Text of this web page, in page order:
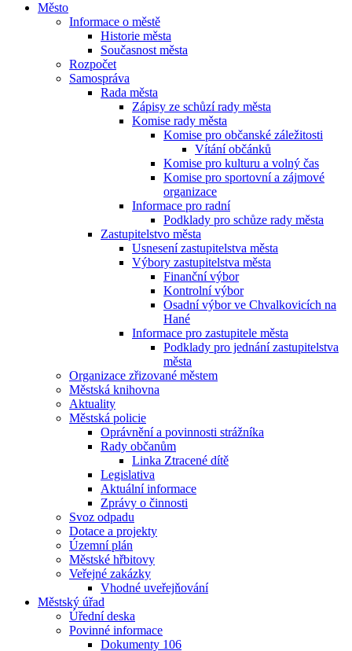
Město
Informace o městě
Historie města
Současnost města
Rozpočet
Samospráva
Rada města
Zápisy ze schůzí rady města
Komise rady města
Komise pro občanské záležitosti
Vítání občánků
Komise pro kulturu a volný čas
Komise pro sportovní a zájmové
organizace
Informace pro radní
Podklady pro schůze rady města
Zastupitelstvo města
Usnesení zastupitelstva města
Výbory zastupitelstva města
Finanční výbor
Kontrolní výbor
Osadní výbor ve Chvalkovicích na
Hané
Informace pro zastupitele města
Podklady pro jednání zastupitelstva
města
Organizace zřizované městem
Městská knihovna
Aktuality
Městská policie
Oprávnění a povinnosti strážníka
Rady občanům
Linka Ztracené dítě
Legislativa
Aktuální informace
Zprávy o činnosti
Svoz odpadu
Dotace a projekty
Územní plán
Městské hřbitovy
Veřejné zakázky
Vhodné uveřejňování
Městský úřad
Úřední deska
Povinné informace
Dokumenty 106